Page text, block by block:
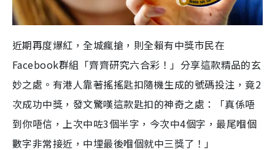
近期再度爆紅，全城瘋搶，則全賴有中獎市民在
Facebook群組「齊齊研究六合彩！」分享這款精品的玄
妙之處。有港人靠著搖搖匙扣隨機生成的號碼投注，竟2
次成功中獎，發文驚嘆這款匙扣的神奇之處：「真係唔
到你唔信，上次中咗3個半字，今次中4個字，最尾嗰個
數字非常接近，中埋最後嗰個就中三獎了！」